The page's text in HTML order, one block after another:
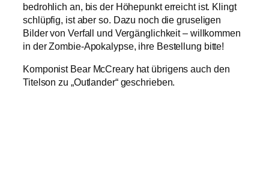
bedrohlich an, bis der Höhepunkt erreicht ist. Klingt
schlüpfig, ist aber so. Dazu noch die gruseligen
Bilder von Verfall und Vergänglichkeit – willkommen
in der Zombie-Apokalypse, ihre Bestellung bitte!
Komponist Bear McCreary hat übrigens auch den
Titelson zu „Outlander“ geschrieben.